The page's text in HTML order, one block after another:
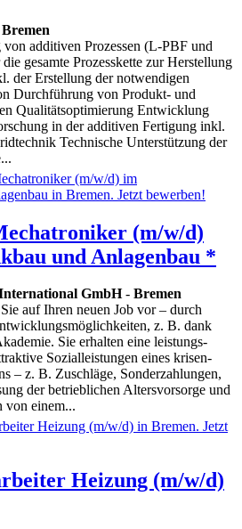
Bremen
additiven Prozessen (L-PBF und
gesamte Prozesskette zur Herstellung
der Erstellung der notwendigen
Durchführung von Produkt- und
Qualitätsoptimierung Entwicklung
in der additiven Fertigung inkl.
Technische Unterstützung der
(m/w/d)
und Anlagenbau *
GmbH- Bremen
auf Ihren neuen Job vor – durch
z. B. dank
Sie erhalten eine leistungs­
Sozial­leistungen eines krisen­
– z. B. Zuschläge, Sonder­zahlungen,
der betrieb­lichen Alters­vorsorge und
von einem...
Heizung (m/w/d)